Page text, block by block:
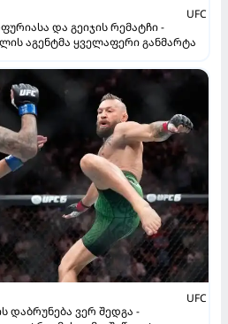
UFC
და გეიჯის რემატჩი -
აგენტმა ყველაფერი განმარტა
UFC
დაბრუნება ვერ შედგა -